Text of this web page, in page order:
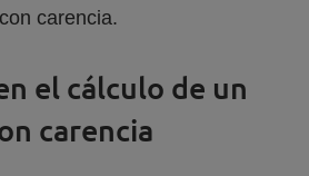
carencia.
el cálculo de un
carencia